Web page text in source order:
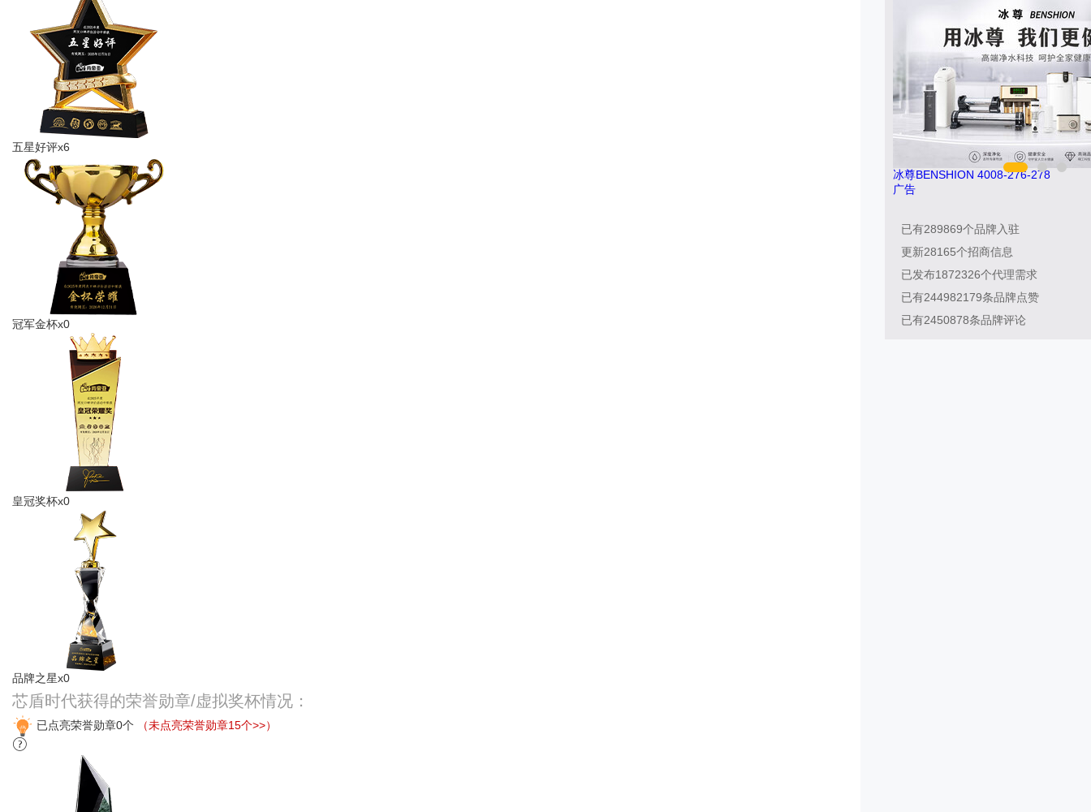
五星好评x6
冠军金杯x0
皇冠奖杯x0
品牌之星x0
芯盾时代获得的荣誉勋章/虚拟奖杯情况：
已点亮荣誉勋章0个 （未点亮荣誉勋章15个>>）
冰尊BENSHION 4008-276-278
松乐
广告
已有289869个品牌入驻
更新28165个招商信息
已发布1872326个代理需求
已有244982179条品牌点赞
已有2450878条品牌评论